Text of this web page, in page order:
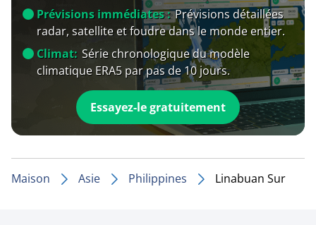
Prévisions immédiates : Prévisions détaillées
radar, satellite et foudre dans le monde entier.
Climat: Série chronologique du modèle
climatique ERA5 par pas de 10 jours.
Essayez-le gratuitement
Maison Asie Philippines Linabuan Sur